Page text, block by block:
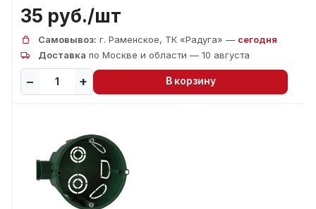
35 руб./шт
Самовывоз: г. Раменское, ТК «Радуга» — сегодня
Доставка по Москве и области — 10 августа
В корзину